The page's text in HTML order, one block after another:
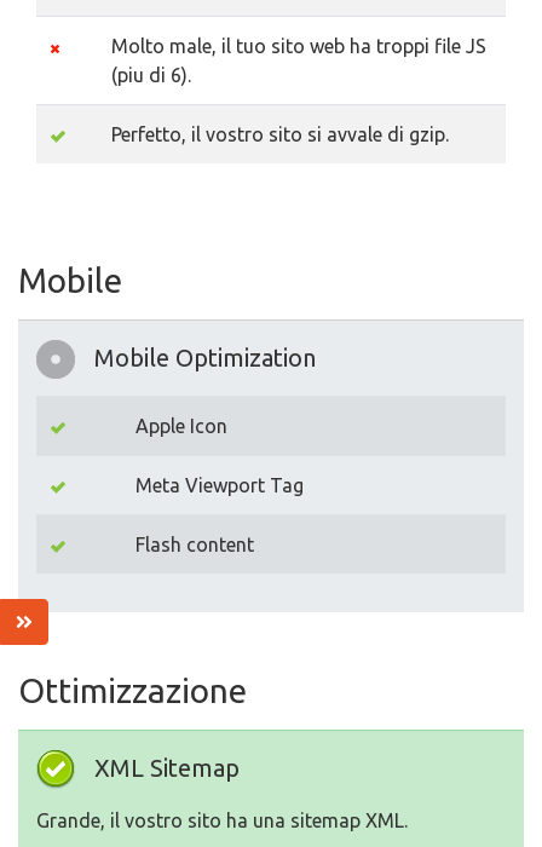
Molto male, il tuo sito web ha troppi file JS
(piu di 6).
Perfetto, il vostro sito si avvale di gzip.
Mobile
Mobile Optimization
Apple Icon
Meta Viewport Tag
Flash content
Ottimizzazione
XML Sitemap
Grande, il vostro sito ha una sitemap XML.